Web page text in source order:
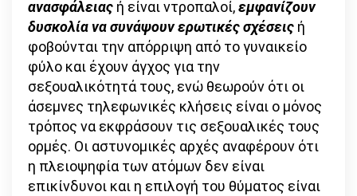
ανασφάλειας ή είναι ντροπαλοί,εμφανίζουν
δυσκολία να συνάψουν ερωτικές σχέσεις ή
φοβούνται την απόρριψη από το γυναικείο
φύλο και έχουν άγχος για την
σεξουαλικότητά τους, ενώ θεωρούν ότι οι
άσεμνες τηλεφωνικές κλήσεις είναι ο μόνος
τρόπος να εκφράσουν τις σεξουαλικές τους
ορμές. Οι αστυνομικές αρχές αναφέρουν ότι
η πλειοψηφία των ατόμων δεν είναι
επικίνδυνοι και η επιλογή του θύματος είναι